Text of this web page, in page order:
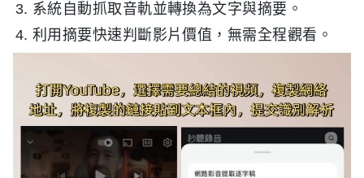
系統自動抓取音軌並轉換為文字與摘要。
利用摘要快速判斷影片價值，無需全程觀看。